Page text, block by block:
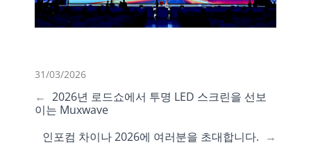
31/03/2026
← 2026년 로드쇼에서 투명 LED 스크린을 선보
이는 Muxwave
인포컴 차이나 2026에 여러분을 초대합니다. →